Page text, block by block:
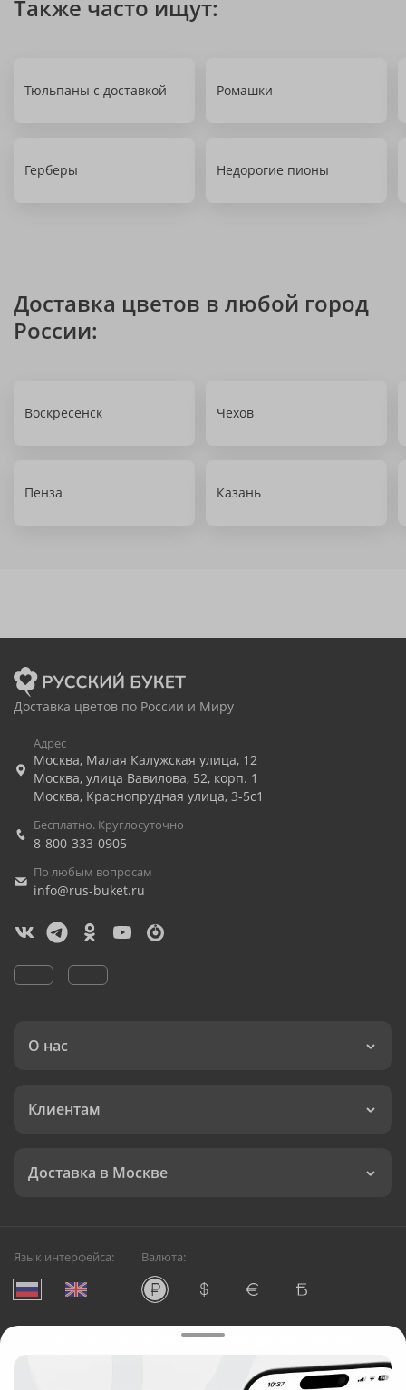
Также часто ищут:
Тюльпаны с доставкой Ромашки
Герберы Недорогие пионы
Доставка цветов в любой город
России:
Воскресенск Чехов
Пенза Казань
Доставка цветов по России и Миру
Адрес
Москва, Малая Калужская улица, 12
Москва, улица Вавилова, 52, корп. 1
Москва, Краснопрудная улица, 3-5с1
Бесплатно. Круглосуточно
8-800-333-0905
По любым вопросам
info@rus-buket.ru
О нас
Клиентам
Доставка в Москве
Язык интерфейса: Валюта:
Служба круглосуточной доставки цветов в Москве
Русский Букет, 2026